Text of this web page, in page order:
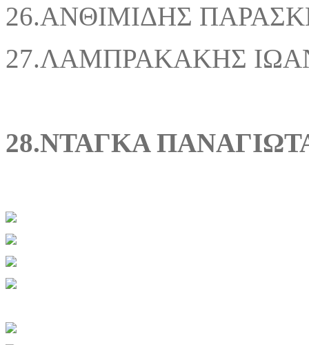
26.ΑΝΘΙΜΙΔΗΣ
27.ΛΑΜΠΡΑΚΑΚΗΣ
28.ΝΤΑΓΚΑ